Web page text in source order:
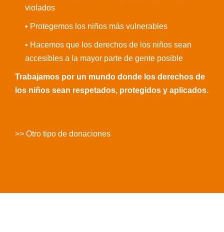
violados
• Protegemos los niños más vulnerables
• Hacemos que los derechos de los niños sean
accesibles a la mayor parte de gente posible
Trabajamos por un mundo donde los derechos de
los niños sean respetados, protegidos y aplicados.
>> Otro tipo de donaciones